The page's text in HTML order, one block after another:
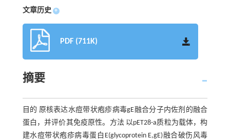
文章历史 +
PDF (711K)
摘要
目的 原核表达水痘带状疱疹病毒gE融合分子内佐剂的融合
蛋白，并评价其免疫原性。方法 以pET28-a质粒为载体，构
建水痘带状疱疹病毒蛋白E(glycoprotein E,gE)融合破伤风毒